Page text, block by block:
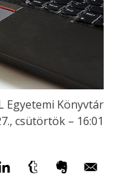
Egyetemi Könyvtár
csütörtök – 16:01